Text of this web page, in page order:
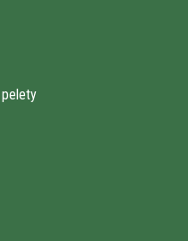
pelety